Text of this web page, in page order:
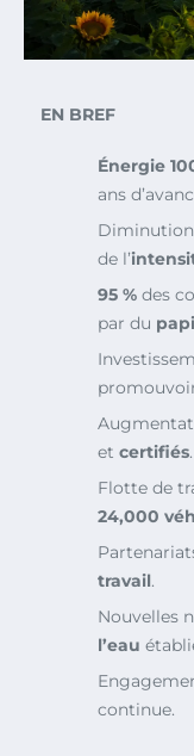
EN BREF
Énergie
ans
Diminution
de l’
95 % des
par du
et certifiés.
Flotte de
24,000
travail.
Nouvelles
l’eau
continue.